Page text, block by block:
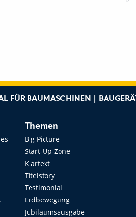
FÜR BAUMASCHINEN |
Themen
Big Picture
Start-Up-Zone
Klartext
Titelstory
Testimonial
Erdbewegung
Jubiläumsausgabe